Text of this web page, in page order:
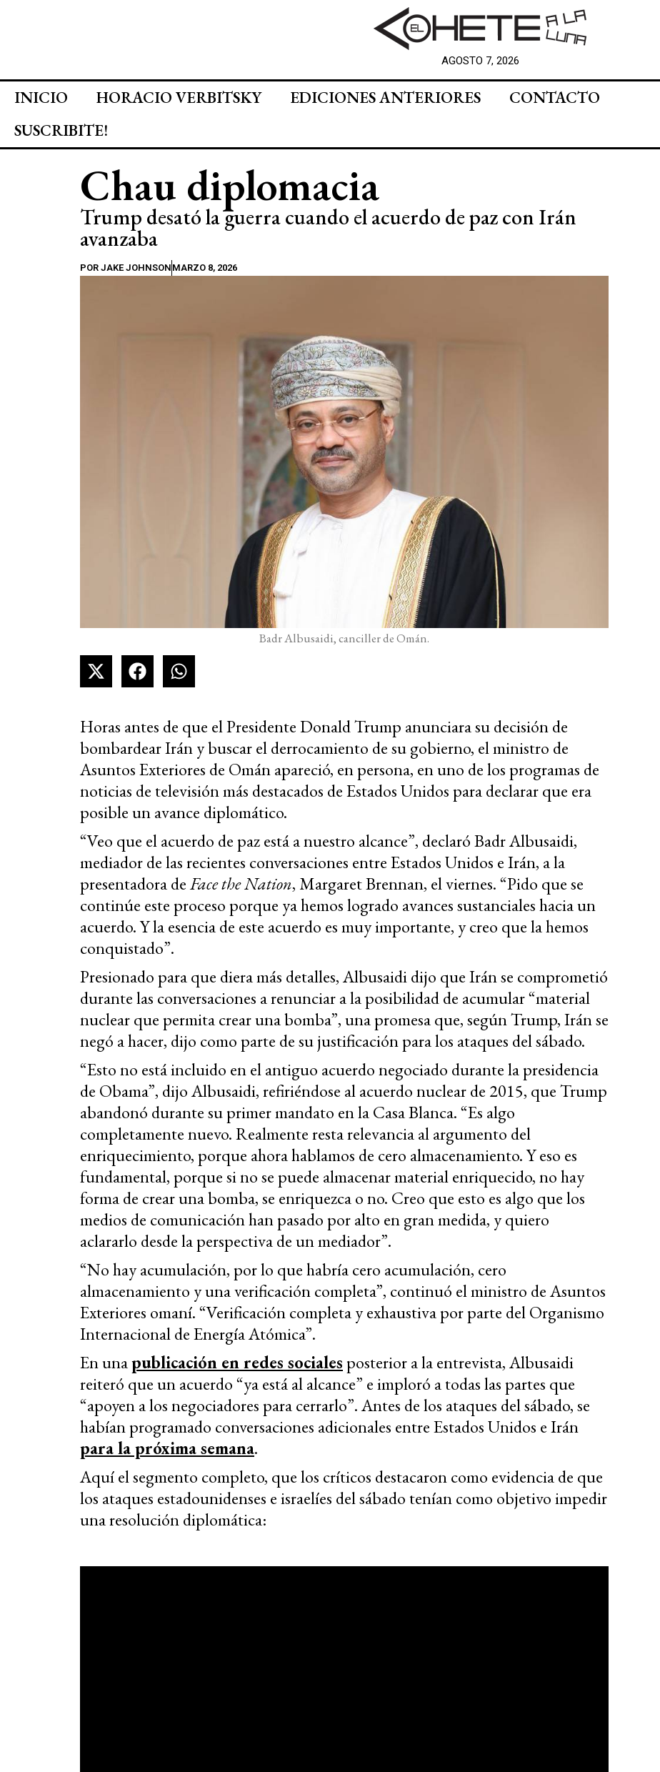
AGOSTO 7, 2026
INICIO HORACIO VERBITSKY EDICIONES ANTERIORES
CONTACTO
SUSCRIBITE!
Chau diplomacia
Trump desató la guerra cuando el acuerdo de paz con Irán
avanzaba
POR JAKE JOHNSON MARZO 8, 2026
Badr Albusaidi, canciller de Omán.
Horas antes de que el Presidente Donald Trump anunciara su decisión de
bombardear Irán y buscar el derrocamiento de su gobierno, el ministro de
Asuntos Exteriores de Omán apareció, en persona, en uno de los programas de
noticias de televisión más destacados de Estados Unidos para declarar que era
posible un avance diplomático.
“Veo que el acuerdo de paz está a nuestro alcance”, declaró Badr Albusaidi,
mediador de las recientes conversaciones entre Estados Unidos e Irán, a la
presentadora deFace the Nation, Margaret Brennan, el viernes. “Pido que se
continúe este proceso porque ya hemos logrado avances sustanciales hacia un
acuerdo. Y la esencia de este acuerdo es muy importante, y creo que la hemos
conquistado”.
Presionado para que diera más detalles, Albusaidi dijo que Irán se comprometió
durante las conversaciones a renunciar a la posibilidad de acumular “material
nuclear que permita crear una bomba”, una promesa que, según Trump, Irán se
negó a hacer, dijo como parte de su justificación para los ataques del sábado.
“Esto no está incluido en el antiguo acuerdo negociado durante la presidencia
de Obama”, dijo Albusaidi, refiriéndose al acuerdo nuclear de 2015, que Trump
abandonó durante su primer mandato en la Casa Blanca. “Es algo
completamente nuevo. Realmente resta relevancia al argumento del
enriquecimiento, porque ahora hablamos de cero almacenamiento. Y eso es
fundamental, porque si no se puede almacenar material enriquecido, no hay
forma de crear una bomba, se enriquezca o no. Creo que esto es algo que los
medios de comunicación han pasado por alto en gran medida, y quiero
aclararlo desde la perspectiva de un mediador”.
“No hay acumulación, por lo que habría cero acumulación, cero
almacenamiento y una verificación completa”, continuó el ministro de Asuntos
Exteriores omaní. “Verificación completa y exhaustiva por parte del Organismo
Internacional de Energía Atómica”.
En unapublicación en redes sociales posterior a la entrevista, Albusaidi
reiteró que un acuerdo “ya está al alcance” e imploró a todas las partes que
“apoyen a los negociadores para cerrarlo”. Antes de los ataques del sábado, se
habían programado conversaciones adicionales entre Estados Unidos e Irán
para la próxima semana.
Aquí el segmento completo, que los críticos destacaron como evidencia de que
los ataques estadounidenses e israelíes del sábado tenían como objetivo impedir
una resolución diplomática: